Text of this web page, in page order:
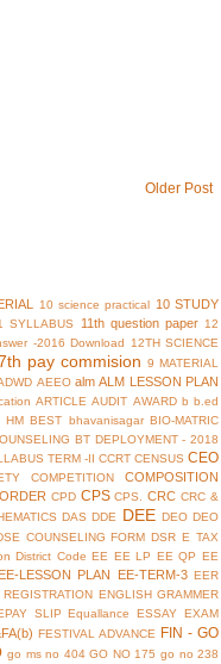
Older Post
10 science practical 10 STUDY
SYLLABUS 11th question paper 12
-2016 Download
12TH SCIENCE
pay commision 9 MATERIAL
AEEO alm ALM LESSON PLAN
ARTICLE AUDIT AWARD b b.ed
HM BEST bhavanisagar BIO-MATRIC
BT DEPLOYMENT - 2018
TERM -II CCRT CENSUS CEO
COMPETITION COMPOSITION
CPD CPS CPS. CRC CRC &
DAS DDE DEE DEO DEO
COUNSELING FORM DSR E TAX
District Code EE EE LP EE QP EE
EE-LESSON PLAN EE-TERM-3 EER
ENGLISH GRAMMER
SLIP Equallance ESSAY EXAM
FESTIVAL ADVANCE FIN - GO
go ms no 404 GO NO 175 go no 238